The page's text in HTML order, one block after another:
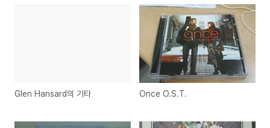
Glen Hansard의 기타 Once O.S.T.